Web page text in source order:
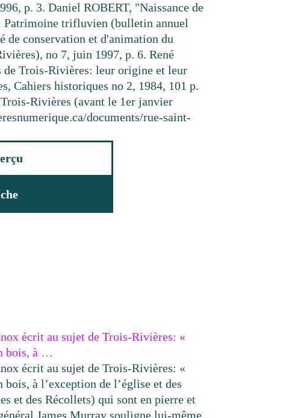
p. 3. Daniel ROBERT, "Naissance de
Patrimoine trifluvien (bulletin annuel
de conservation et d'animation du
no 7, juin 1997, p. 6. René
de Trois-Rivières: leur origine et leur
Cahiers historiques no 2, 1984, 101 p.
Trois-Rivières (avant le 1er janvier
documents/rue-saint-
écrit au sujet de Trois-Rivières: «
bois, à …
écrit au sujet de Trois-Rivières: «
bois, à l’exception de l’église et des
et des Récollets) qui sont en pierre et
James Murray souligne lui-même